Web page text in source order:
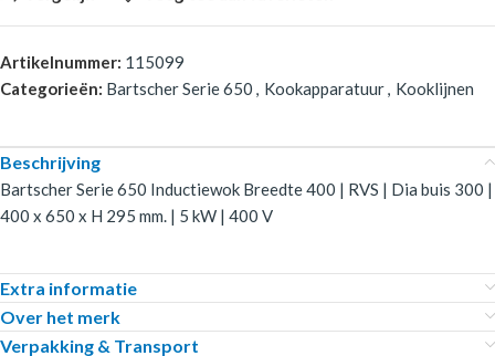
Artikelnummer: 115099
Categorieën: Bartscher Serie 650 Kookapparatuur Kooklijnen
Beschrijving
Bartscher Serie 650 Inductiewok Breedte 400 | RVS | Dia buis 300 |
400 x 650 x H 295 mm. | 5 kW | 400 V
Extra informatie
Over het merk
Verpakking & Transport